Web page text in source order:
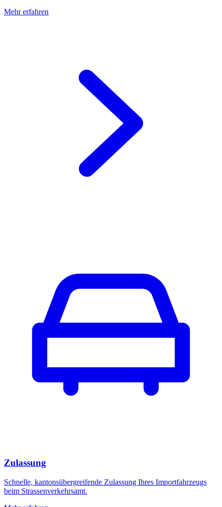
Mehr erfahren
Zulassung
Schnelle, kantonsübergreifende Zulassung Ihres Importfahrzeugs
beim Strassenverkehrsamt.